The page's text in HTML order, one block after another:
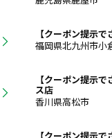
【クーポン提示
福岡県北九州市小
【クーポン提示
ス店
香川県高松市
【クーポン提示